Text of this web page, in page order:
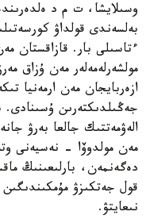
وسىلايشا، ت م د
بەلسەندى قولداۋ
ءتاسىلى بار. قازاقستان
مولشەرلەمەلەر مەن ۇزاق
ازەربايجان مەن ارمەنيا
جەڭىلدىكتەرىن
الەۋمەتتىك جالعا بەرۋ
مەن مولدوۆا - نەسيەنى
دەگەنمەن، بارلىعىنىڭ
قول جەتكىزۋ مۇمكىندىگىن
نىعايتۋ.